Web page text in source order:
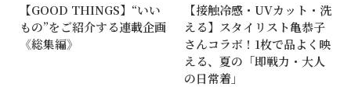
【GOOD THINGS】“いい
もの”をご紹介する連載企画
《総集編》
【接触冷感・UVカット・洗
える】スタイリスト亀恭子
さんコラボ！1枚で品よく映
える、夏の「即戦力・大人
の日常着」